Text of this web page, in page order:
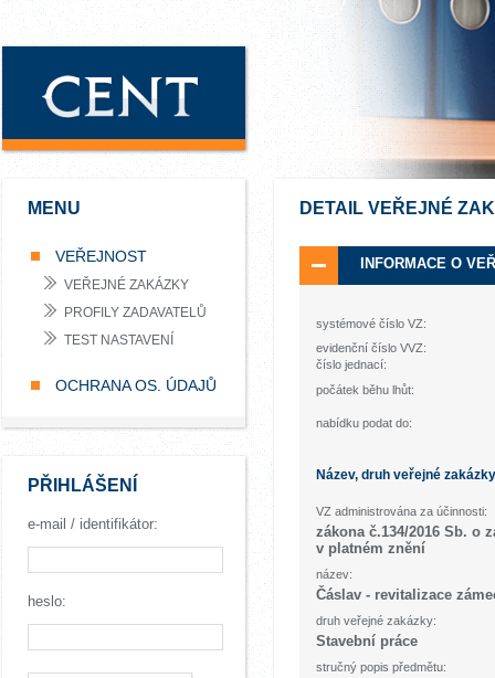
MENU
VEŘEJNOST
VEŘEJNÉ ZAKÁZKY
PROFILY ZADAVATELŮ
TEST NASTAVENÍ
OCHRANA OS. ÚDAJŮ
PŘIHLÁŠENÍ
e-mail / identifikátor:
heslo:
DETAIL VEŘEJNÉ
INFORMACE O
systémové číslo VZ:
evidenční číslo VVZ:
číslo jednací:
počátek běhu lhůt:
nabídku podat do:
Název, druh veřejné
VZ administrována za účinnosti:
zákona č.134/2016 Sb. o
v platném znění
název:
Čáslav - revitalizace
druh veřejné zakázky:
Stavební práce
stručný popis předmětu: